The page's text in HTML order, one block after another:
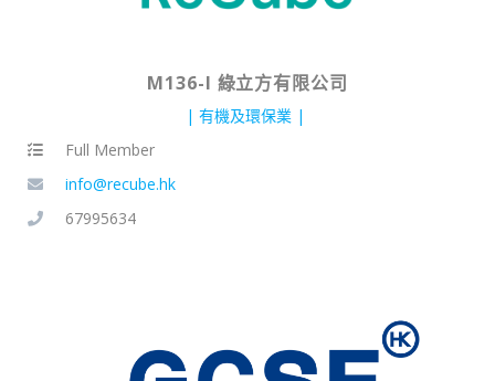
M136-I 綠立方有限公司
有機及環保業
Full Member
info@recube.hk
67995634